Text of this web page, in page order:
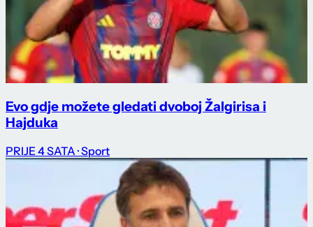
Evo gdje možete gledati dvoboj Žalgirisa i
Hajduka
PRIJE 4 SATA · Sport